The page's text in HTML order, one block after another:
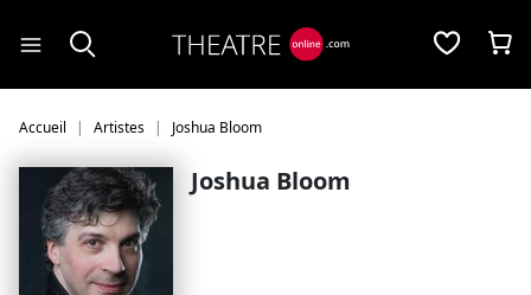
Accueil Artistes Joshua Bloom
Joshua Bloom